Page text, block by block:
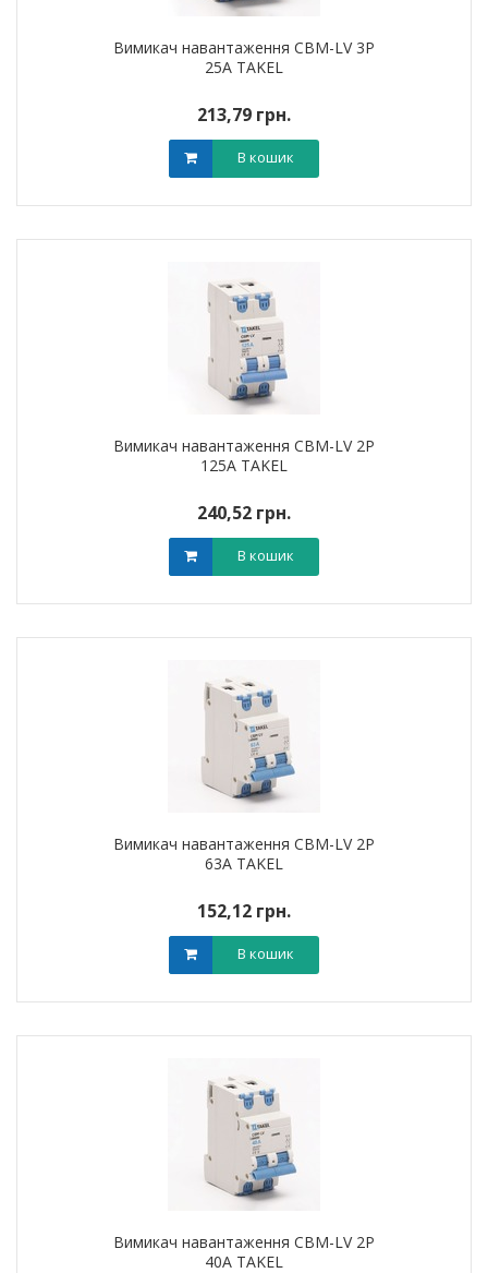
Вимикач навантаження CBM-LV 3P
25A TAKEL
213,79 грн.
В кошик
Вимикач навантаження CBM-LV 2P
125A TAKEL
240,52 грн.
В кошик
Вимикач навантаження CBM-LV 2P
63A TAKEL
152,12 грн.
В кошик
Вимикач навантаження CBM-LV 2P
40A TAKEL